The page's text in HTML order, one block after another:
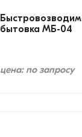
бытовка МБ-04
цена: по запросу